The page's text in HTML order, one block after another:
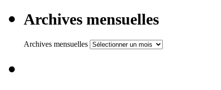
Archives mensuelles
Archives mensuelles